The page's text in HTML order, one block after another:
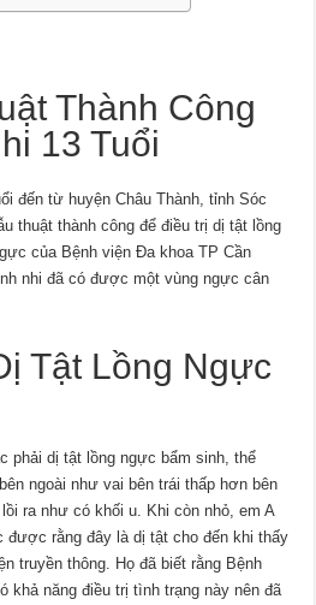
Thành Công
13 Tuổi
đến từ huyện Châu Thành, tỉnh Sóc
thuật thành công để điều trị dị tật lồng
của Bệnh viện Đa khoa TP Cần
nhi đã có được một vùng ngực cân
Tật Lồng Ngực
phải dị tật lồng ngực bẩm sinh, thể
ngoài như vai bên trái thấp hơn bên
ra như có khối u. Khi còn nhỏ, em A
được rằng đây là dị tật cho đến khi thấy
truyền thông. Họ đã biết rằng Bệnh
khả năng điều trị tình trạng này nên đã